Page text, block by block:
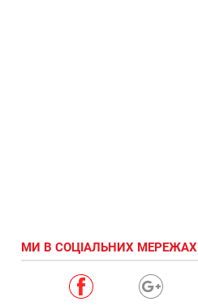
МИ В СОЦІАЛЬНИХ МЕРЕЖАХ